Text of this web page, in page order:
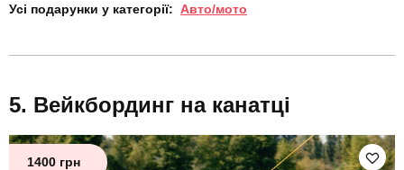
Усі подарунки у категорії: Авто/мото
Вейкбординг на канатці
1400 грн